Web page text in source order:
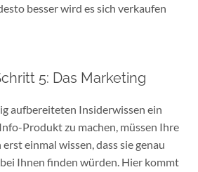
besser wird es sich verkaufen
5: Das Marketing
aufbereiteten Insiderwissen ein
Produkt zu machen, müssen Ihre
einmal wissen, dass sie genau
Ihnen finden würden. Hier kommt